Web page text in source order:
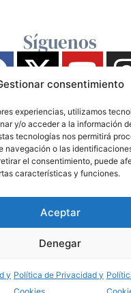
consentimiento
experiencias, utilizamos
y/o acceder a la información
tecnologías nos permitirá
navegación o las
el consentimiento, puede
características y funciones.
Aceptar
Denegar
y Política de Privacidad y
Síguenos